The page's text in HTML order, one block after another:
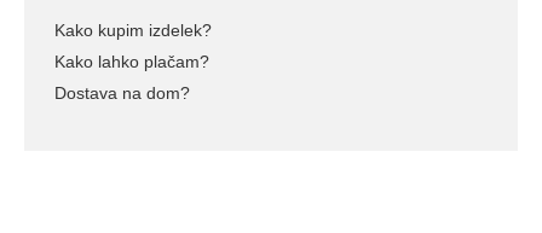
Kako kupim izdelek?
Kako lahko plačam?
Dostava na dom?